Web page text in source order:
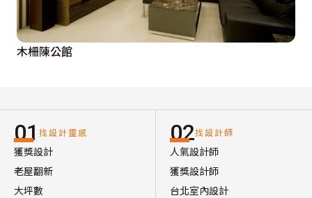
木柵陳公館
01 找設計靈感
獲獎設計
老屋翻新
大坪數
02找設計師
人氣設計師
獲獎設計師
台北室內設計